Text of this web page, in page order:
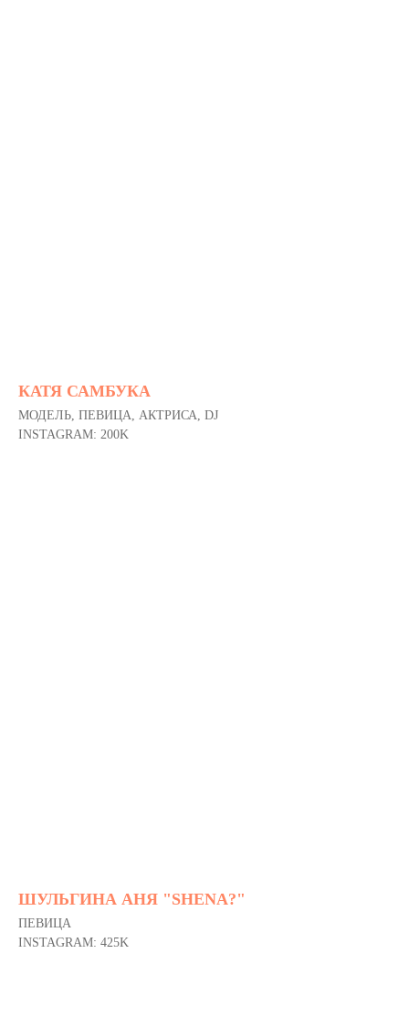
КАТЯ САМБУКА
МОДЕЛЬ, ПЕВИЦА, АКТРИСА, DJ
INSTAGRAM: 200K
ШУЛЬГИНА АНЯ "SHENA?"
ПЕВИЦА
INSTAGRAM: 425K